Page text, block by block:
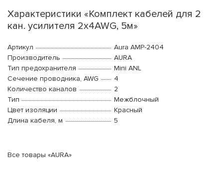
Характеристики «Комплект кабелей для 2
кан. усилителя 2х4AWG, 5м»
Артикул
Aura AMP-2404
Производитель
AURA
Тип предохранителя
Mini ANL
Сечение проводника, AWG
4
Количество каналов
2
Тип
Межблочный
Цвет изоляции
Красный
Длина кабеля, м
5
Все товары «AURA»